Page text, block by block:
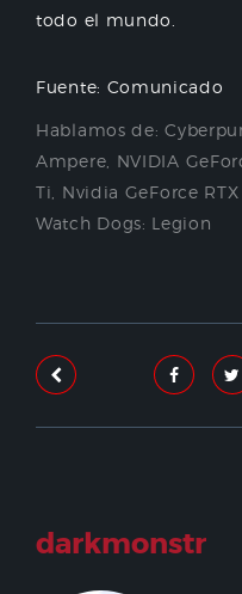
todo el mundo.
Fuente: Comunicado
Hablamos de:
Ampere NVIDIA
Ti
Nvidia GeForce
Watch Dogs: Legion
darkmonstr